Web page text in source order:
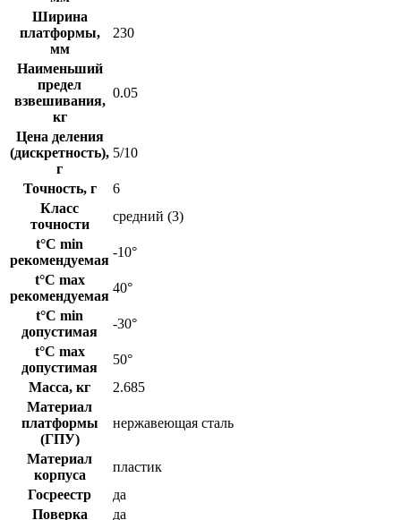
Ширина
платформы,
мм
230
Наименьший
предел
взвешивания,
кг
0.05
Цена деления
(дискретность),
г
5/10
Точность, г
6
Класс
точности
средний (3)
t°C min
рекомендуемая
-10°
t°C max
рекомендуемая
40°
t°C min
допустимая
-30°
t°C max
допустимая
50°
Масса, кг
2.685
Материал
платформы
(ГПУ)
нержавеющая сталь
Материал
корпуса
пластик
Госреестр
да
Поверка
да